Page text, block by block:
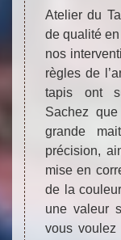
Atelier du
de qualité
nos
règles de
tapis ont
Sachez
grande
précision,
mise en
de la
une valeur
vous voulez